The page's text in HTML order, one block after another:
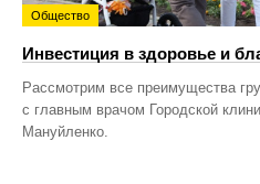
Общество
Инвестиция в здоровье и
Рассмотрим все преимущества
с главным врачом Городской
Мануйленко.